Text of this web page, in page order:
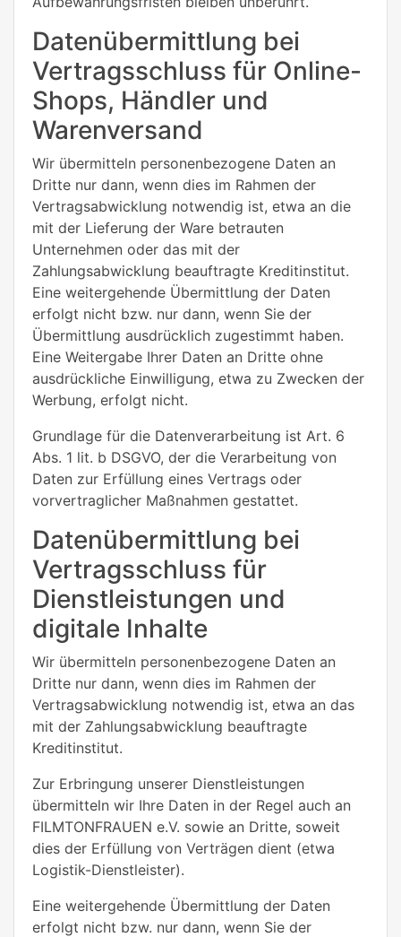
Datenübermittlung bei
Vertragsschluss für Online-
Shops, Händler und
Warenversand
Wir übermitteln personenbezogene Daten an
Dritte nur dann, wenn dies im Rahmen der
Vertragsabwicklung notwendig ist, etwa an die
mit der Lieferung der Ware betrauten
Unternehmen oder das mit der
Zahlungsabwicklung beauftragte Kreditinstitut.
Eine weitergehende Übermittlung der Daten
erfolgt nicht bzw. nur dann, wenn Sie der
Übermittlung ausdrücklich zugestimmt haben.
Eine Weitergabe Ihrer Daten an Dritte ohne
ausdrückliche Einwilligung, etwa zu Zwecken der
Werbung, erfolgt nicht.
Grundlage für die Datenverarbeitung ist Art. 6
Abs. 1 lit. b DSGVO, der die Verarbeitung von
Daten zur Erfüllung eines Vertrags oder
vorvertraglicher Maßnahmen gestattet.
Datenübermittlung bei
Vertragsschluss für
Dienstleistungen und
digitale Inhalte
Wir übermitteln personenbezogene Daten an
Dritte nur dann, wenn dies im Rahmen der
Vertragsabwicklung notwendig ist, etwa an das
mit der Zahlungsabwicklung beauftragte
Kreditinstitut.
Zur Erbringung unserer Dienstleistungen
übermitteln wir Ihre Daten in der Regel auch an
FILMTONFRAUEN e.V. sowie an Dritte, soweit
dies der Erfüllung von Verträgen dient (etwa
Logistik-Dienstleister).
Eine weitergehende Übermittlung der Daten
erfolgt nicht bzw. nur dann, wenn Sie der